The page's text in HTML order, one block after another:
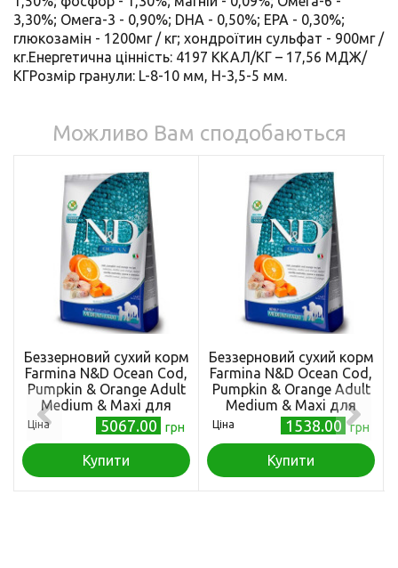
3,30%; Омега-3 - 0,90%; DHA - 0,50%; EPA - 0,30%;
глюкозамін - 1200мг / кг; хондроїтин сульфат - 900мг /
кг.Енергетична цінність: 4197 ККАЛ/КГ – 17,56 МДЖ/
КГРозмір гранули: L-8-10 мм, H-3,5-5 мм.
Можливо Вам сподобаються
Беззерновий сухий корм
Farmina N&D Ocean Cod,
Pumpkin & Orange Adult
Medium & Maxi для
собак середніх і великих
порід, з тріскою та
апельсином, 12 кг
Ціна 5067.00 грн
Купити
Беззерновий сухий корм
Farmina N&D Ocean Cod,
Pumpkin & Orange Adult
Medium & Maxi для
собак середніх і великих
порід, з тріскою та
апельсином, 2,5 кг
Ціна 1538.00 грн
Купити